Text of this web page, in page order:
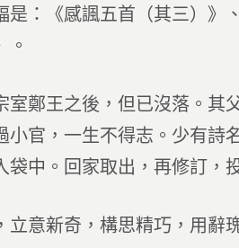
是：《感諷五首（其三）》
。
室鄭王之後，但已沒落。其
小官，一生不得志。少有詩
袋中。回家取出，再修訂，
立意新奇，構思精巧，用辭